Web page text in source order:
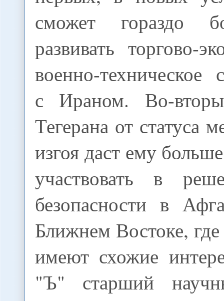
сможет гораздо
развивать торгово-
военно-техническое
с Ираном. Во-
Тегерана от статуса
изгоя даст ему
участвовать в
безопасности в
Ближнем Востоке,
имеют схожие
"Ъ" старший